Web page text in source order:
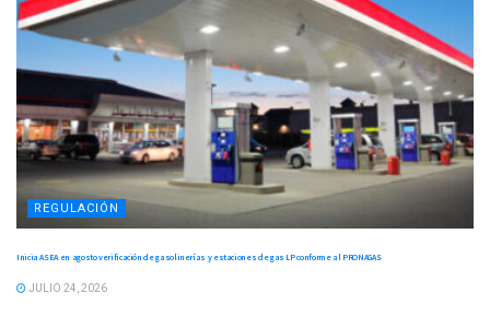
REGULACIÓN
Inicia ASEA en agosto verificación de gasolinerías y estaciones de gas LP conforme al PRONAGAS
JULIO 24, 2026